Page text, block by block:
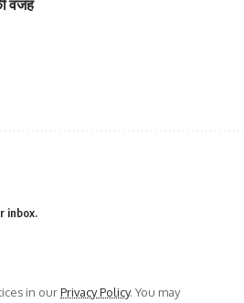
वजह
inbox.
in ourPrivacy Policy. You may